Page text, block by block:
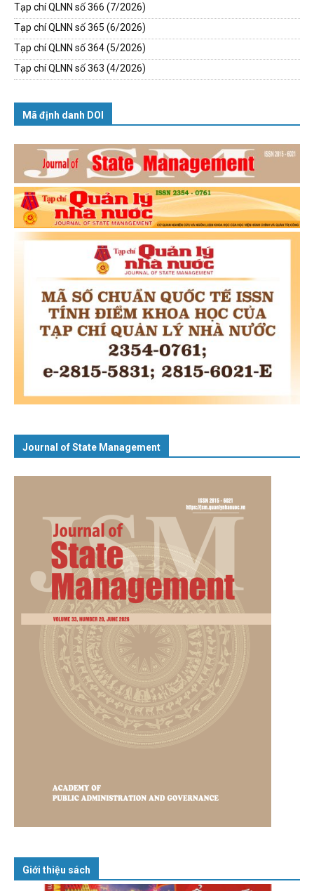
Tạp chí QLNN số 366 (7/2026)
Tạp chí QLNN số 365 (6/2026)
Tạp chí QLNN số 364 (5/2026)
Tạp chí QLNN số 363 (4/2026)
Mã định danh DOI
Journal of State Management
Giới thiệu sách